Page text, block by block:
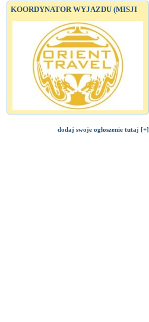
KOORDYNATOR WYJAZDU (MISJI
dodaj swoje ogłoszenie tutaj [+]